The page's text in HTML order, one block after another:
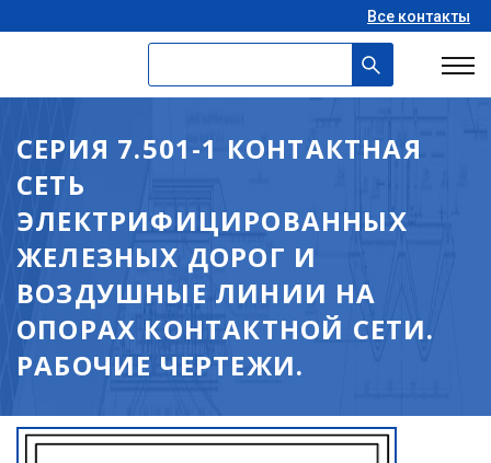
Все контакты
СЕРИЯ 7.501-1 КОНТАКТНАЯ
СЕТЬ
ЭЛЕКТРИФИЦИРОВАННЫХ
ЖЕЛЕЗНЫХ ДОРОГ И
ВОЗДУШНЫЕ ЛИНИИ НА
ОПОРАХ КОНТАКТНОЙ СЕТИ.
РАБОЧИЕ ЧЕРТЕЖИ.